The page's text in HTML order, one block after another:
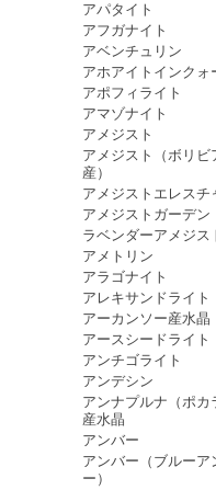
アパタイト
アフガナイト
アベンチュリン
アホアイトインクォ
アポフィライト
アマゾナイト
アメジスト
アメジスト（ボリビ
産）
アメジストエレスチ
アメジストガーデン
ラベンダーアメジス
アメトリン
アラゴナイト
アレキサンドライト
アーカンソー産水晶
アースシードライト
アンチゴライト
アンデシン
アンナプルナ（ポカ
産水晶
アンバー
アンバー（ブルーア
ー）